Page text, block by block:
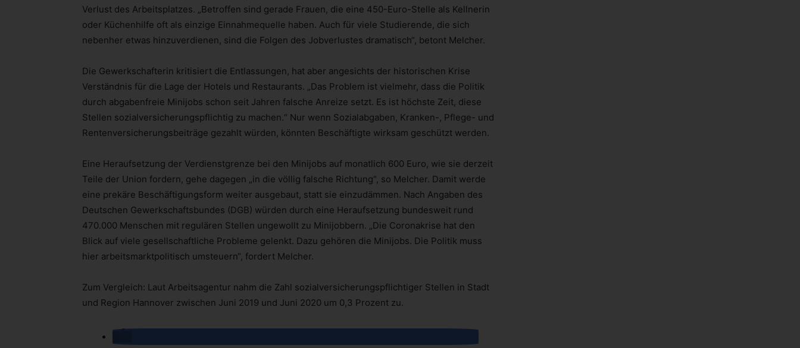
Verlust des Arbeitsplatzes. „Betroffen sind gerade Frauen, die eine 450-Euro-Stelle als Kellnerin
oder Küchenhilfe oft als einzige Einnahmequelle haben. Auch für viele Studierende, die sich
nebenher etwas hinzuverdienen, sind die Folgen des Jobverlustes dramatisch“, betont Melcher.
Die Gewerkschafterin kritisiert die Entlassungen, hat aber angesichts der historischen Krise
Verständnis für die Lage der Hotels und Restaurants. „Das Problem ist vielmehr, dass die Politik
durch abgabenfreie Minijobs schon seit Jahren falsche Anreize setzt. Es ist höchste Zeit, diese
Stellen sozialversicherungspflichtig zu machen.“ Nur wenn Sozialabgaben, Kranken-, Pflege- und
Rentenversicherungsbeiträge gezahlt würden, könnten Beschäftigte wirksam geschützt werden.
Eine Heraufsetzung der Verdienstgrenze bei den Minijobs auf monatlich 600 Euro, wie sie derzeit
Teile der Union fordern, gehe dagegen „in die völlig falsche Richtung“, so Melcher. Damit werde
eine prekäre Beschäftigungsform weiter ausgebaut, statt sie einzudämmen. Nach Angaben des
Deutschen Gewerkschaftsbundes (DGB) würden durch eine Heraufsetzung bundesweit rund
470.000 Menschen mit regulären Stellen ungewollt zu Minijobbern. „Die Coronakrise hat den
Blick auf viele gesellschaftliche Probleme gelenkt. Dazu gehören die Minijobs. Die Politik muss
hier arbeitsmarktpolitisch umsteuern“, fordert Melcher.
Zum Vergleich: Laut Arbeitsagentur nahm die Zahl sozialversicherungspflichtiger Stellen in Stadt
und Region Hannover zwischen Juni 2019 und Juni 2020 um 0,3 Prozent zu.